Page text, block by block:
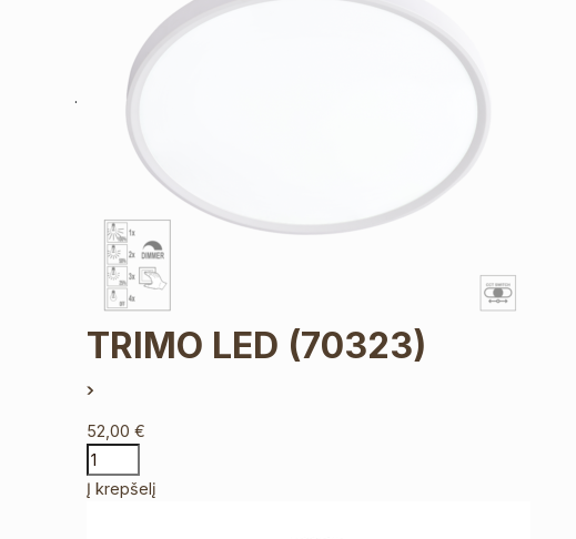
TRIMO LED (70323)
52,00 €
Į krepšelį